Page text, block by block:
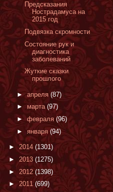
Предсказания
Нострадамуса на
2015 год
Подвязка скромности
Состояние рук и
диагностика
заболеваний
Жуткие сказки
прошлого
► апреля (87)
► марта (97)
►февраля (96)
► января (94)
► 2014 (1301)
► 2013 (1275)
► 2012(1398)
► 2011 (699)